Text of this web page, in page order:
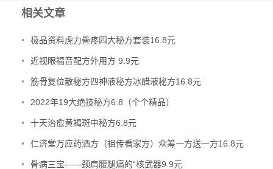
相关文章
• 极品资料虎力骨疼四大秘方套装16.8元
• 近视眼福音配方外用方 9.9元
• 筋骨复位散秘方四神液秘方冰醋液秘方16.8元
• 2022年19大绝技秘方6.8（个个精品）
• 十天治愈黄褐斑中秘方6.8元
• 仁济堂万应药酒方（祖传看家方）众筹一方送一方16.8元
• 骨病三宝——颈肩腰腿痛的“核武器9.9元